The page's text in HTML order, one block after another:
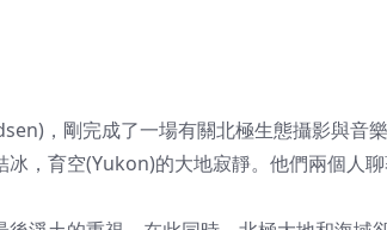
，剛完成了一場有關北極生態攝影與音
，育空(Yukon)的大地寂靜。他們兩個人